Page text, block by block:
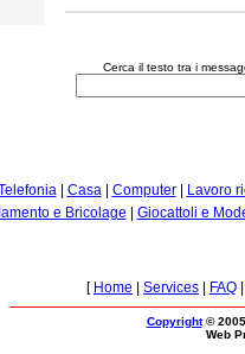
Cerca il testo tra i
| Casa| Computer|
Lavoro
e Bricolage
Giocattoli e
[ Home Services FAQ
Copyright©
Web